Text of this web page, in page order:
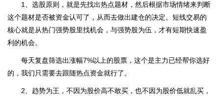
1、选股原则，就是先找出热点题材，然后根据市场情绪来判断
这个题材是否被资金认可了，从而去做出建仓的决定。短线交易的
核心就是从热门强势股里找机会，与强势股为伍，才有短期快速盈
利的机会。
每天复盘筛选出涨幅7%以上的股票，这个是主力已经帮你选好
的，我们只需要去跟随热点资金就行了。
2、趋势为王，不因为股价高不敢买，也不因为股价低就乱买，